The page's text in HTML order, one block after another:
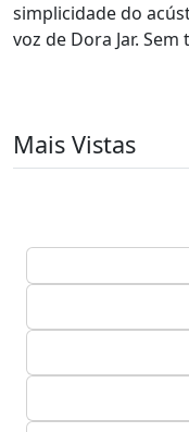
simplicidade do
voz de Dora Jar. Sem
Mais Vistas